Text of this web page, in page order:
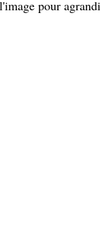
pour